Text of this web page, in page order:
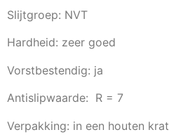
Slijtgroep: NVT
Hardheid: zeer goed
Vorstbestendig: ja
Antislipwaarde: R = 7
Verpakking: in een houten krat